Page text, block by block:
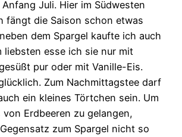
Juli. Hier im Südwesten
fängt die Saison schon etwas
dem Spargel kaufte ich auch
liebsten esse ich sie nur mit
pur oder mit Vanille-Eis.
Zum Nachmittagstee darf
ein kleines Törtchen sein. Um
von Erdbeeren zu gelangen,
zum Spargel nicht so